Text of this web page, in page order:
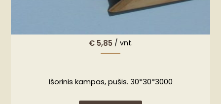
€5,85 / vnt.
Išorinis kampas, pušis. 30*30*3000